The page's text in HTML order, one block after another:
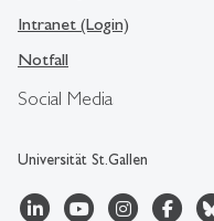
Social Media
Universität St.Gallen
Intranet (Login)
Notfall